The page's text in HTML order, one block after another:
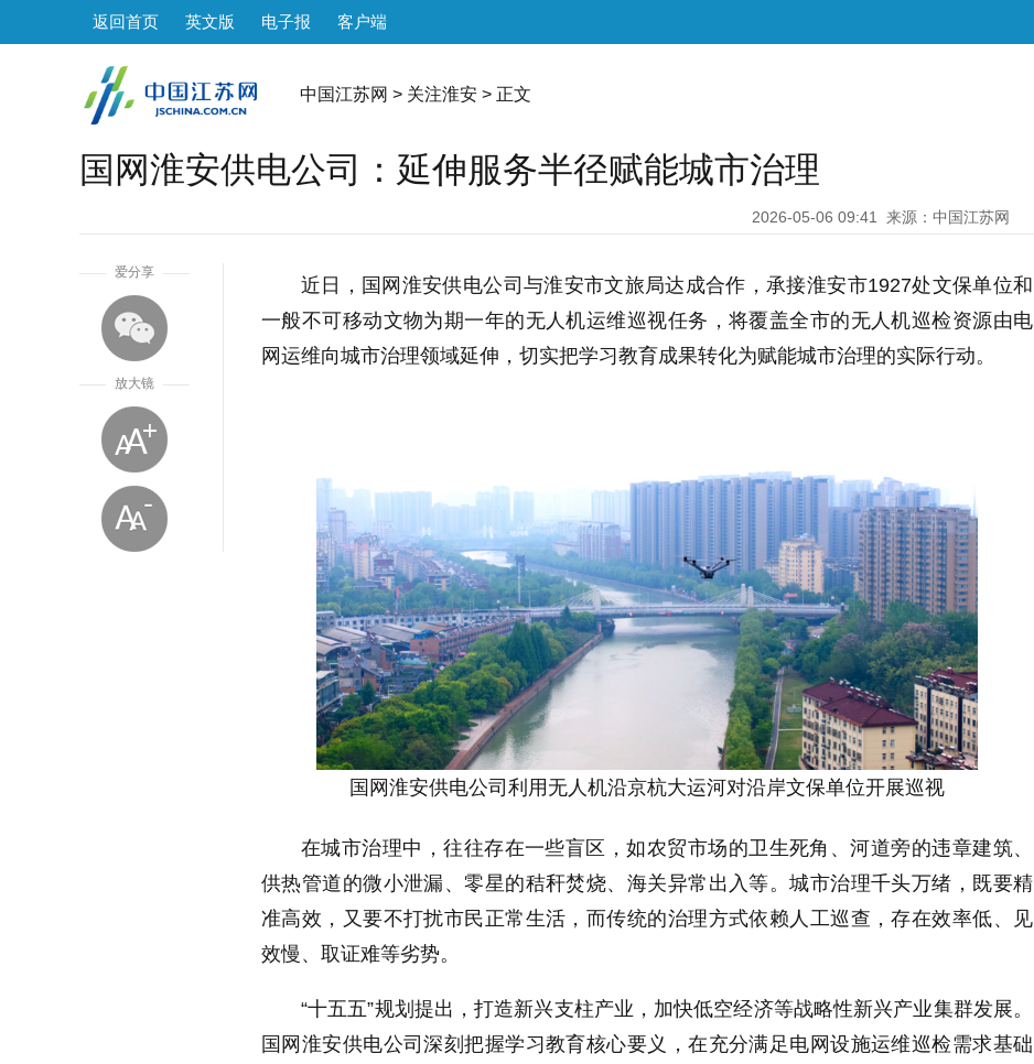
返回首页 英文版 电子报 客户端
中国江苏网 > 关注淮安 > 正文
国网淮安供电公司：延伸服务半径赋能城市治理
2026-05-06 09:41 来源：中国江苏网
爱分享
放大镜
近日，国网淮安供电公司与淮安市文旅局达成合作，承接淮安市1927处文保单位和
一般不可移动文物为期一年的无人机运维巡视任务，将覆盖全市的无人机巡检资源由电
网运维向城市治理领域延伸，切实把学习教育成果转化为赋能城市治理的实际行动。
国网淮安供电公司利用无人机沿京杭大运河对沿岸文保单位开展巡视
在城市治理中，往往存在一些盲区，如农贸市场的卫生死角、河道旁的违章建筑、
供热管道的微小泄漏、零星的秸秆焚烧、海关异常出入等。城市治理千头万绪，既要精
准高效，又要不打扰市民正常生活，而传统的治理方式依赖人工巡查，存在效率低、见
效慢、取证难等劣势。
“十五五”规划提出，打造新兴支柱产业，加快低空经济等战略性新兴产业集群发展。
国网淮安供电公司深刻把握学习教育核心要义，在充分满足电网设施运维巡检需求基础